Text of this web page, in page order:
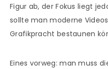
Figur ab, der Fokus liegt
sollte man moderne
Grafikpracht bestaunen
Eines vorweg: man muss